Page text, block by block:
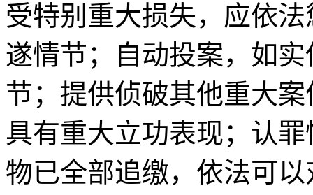
受特别重大损失，应依
遂情节；自动投案，如
节；提供侦破其他重大
具有重大立功表现；认
物已全部追缴，依法可